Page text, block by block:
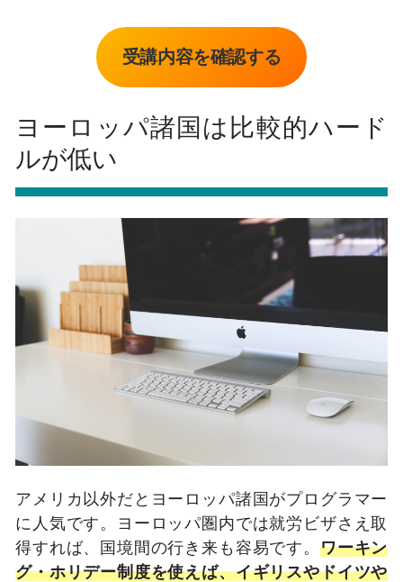
受講内容を確認する
ヨーロッパ諸国は比較的ハード
ルが低い
アメリカ以外だとヨーロッパ諸国がプログラマー
に人気です。ヨーロッパ圏内では就労ビザさえ取
得すれば、国境間の行き来も容易です。 ワーキン
グ・ホリデー制度を使えば、イギリスやドイツや